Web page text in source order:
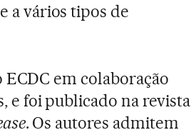
a vários tipos de
em colaboração
e foi publicado na revista
. Os autores admitem